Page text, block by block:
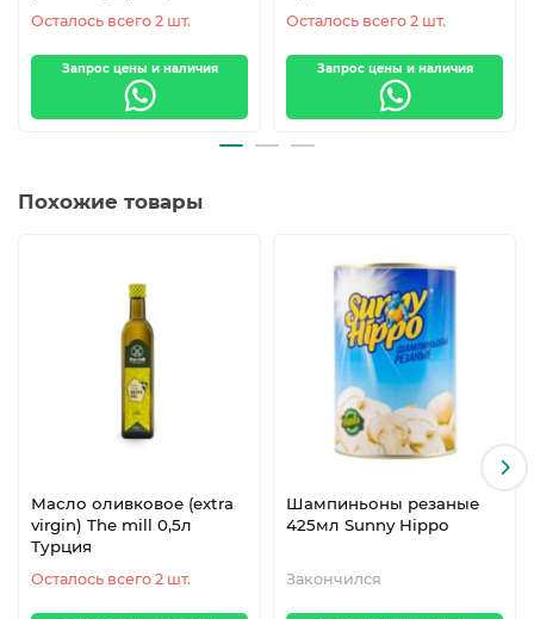
Осталось всего 2 шт.
Запрос цены и наличия
Осталось всего 2 шт.
Запрос цены и наличия
Похожие товары
Масло оливковое (extra
virgin) The mill 0,5л
Турция
Осталось всего 2 шт.
Шампиньоны резаные
425мл Sunny Hippo
Закончился